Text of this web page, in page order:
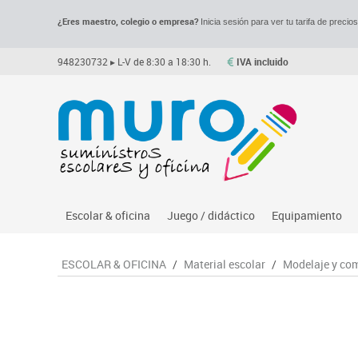
¿Eres maestro, colegio o empresa?Inicia sesión para ver tu tarifa de precios.
948230732 ▸ L-V de 8:30 a 18:30 h. IVA incluido
Escolar & oficina
Archivo
Juego / didáctico
Asociación y atención
Equipamiento
Despachos y
ESCOLAR & OFICINA / Material escolar / Modelaje y